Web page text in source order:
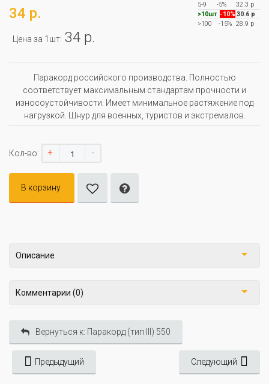
34 р.
Цена за 1шт: 34 р.
5-9
-5%
32.3 р
>10шт -10% 30.6 р
>100
-15% 28.9 р
Паракорд российского производства. Полностью
соответствует максимальным стандартам прочности и
износоустойчивости. Имеет минимальное растяжение под
нагрузкой. Шнур для военных, туристов и экстремалов.
Кол-во: + -
В корзину
Описание
Комментарии (0)
Вернуться к: Паракорд (тип III) 550
Предыдущий Следующий